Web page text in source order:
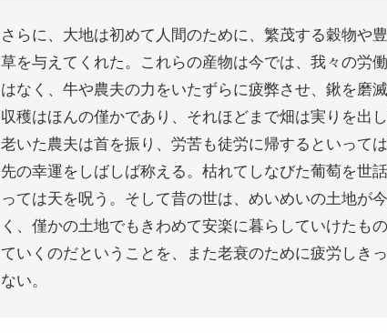
さらに、大地は初めて人間のために、繁茂する穀物や
草を与えてくれた。これらの産物は今では、我々の労
はなく、牛や農夫の力をいたずらに疲弊させ、鍬を磨
収穫はほんの僅かであり、それほどまで畑は実りを出
老いた農夫は首を振り、労苦も徒労に帰するといって
先の幸運をしばしば称える。枯れてしなびた葡萄を世
っては天を呪う。そして昔の世は、めいめいの土地が
く、僅かの土地でもきわめて安楽に暮らしていけたも
ていくのだということを、また老衰のために疲労しき
ない。